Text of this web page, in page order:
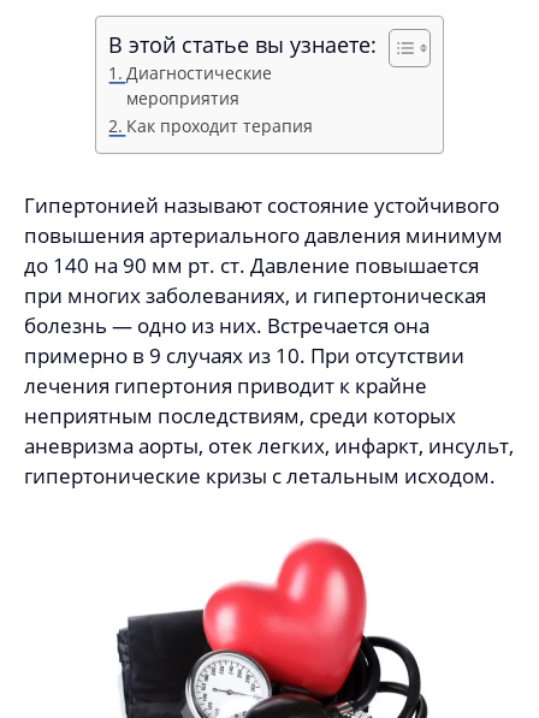
В этой статье вы узнаете:
Диагностические
мероприятия
Как проходит терапия
Гипертонией называют состояние устойчивого
повышения артериального давления минимум
до 140 на 90 мм рт. ст. Давление повышается
при многих заболеваниях, и гипертоническая
болезнь — одно из них. Встречается она
примерно в 9 случаях из 10. При отсутствии
лечения гипертония приводит к крайне
неприятным последствиям, среди которых
аневризма аорты, отек легких, инфаркт, инсульт,
гипертонические кризы с летальным исходом.